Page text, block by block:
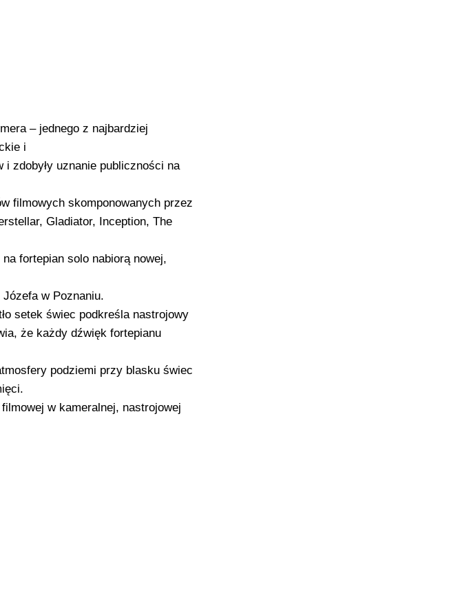
– jednego z najbardziej
i
zdobyły uznanie publiczności na
filmowych skomponowanych przez
Gladiator, Inception, The
fortepian solo nabiorą nowej,
w Poznaniu.
setek świec podkreśla nastrojowy
że każdy dźwięk fortepianu
podziemi przy blasku świec
w kameralnej, nastrojowej